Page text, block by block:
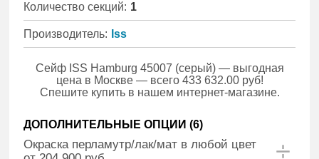
Количество секций: 1
Производитель: Iss
Сейф ISS Hamburg 45007 (серый) — выгодная
цена в Москве — всего 433 632.00 руб!
Спешите купить в нашем интернет-магазине.
ДОПОЛНИТЕЛЬНЫЕ ОПЦИИ (6)
Окраска перламутр/лак/мат в любой цвет